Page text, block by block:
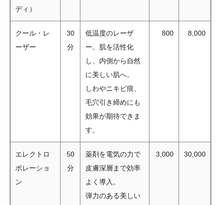
ディ）
クール・レ
ーザー
30
分
低温度のレーザ
ー。肌を活性化
し、内側から自然
に美しい肌へ。
しわやニキビ痕、
毛穴引き締めにも
効果が期待できま
す。
800 8,000
エレクトロ
ポレーショ
ン
50
分
薬剤を電気の力で
皮膚深層まで効率
よく導入。
弾力のある美しい
3,000 30,000